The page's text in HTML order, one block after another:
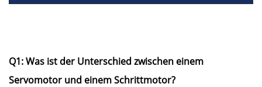
Q1: Was ist der Unterschied zwischen einem
Servomotor und einem Schrittmotor?